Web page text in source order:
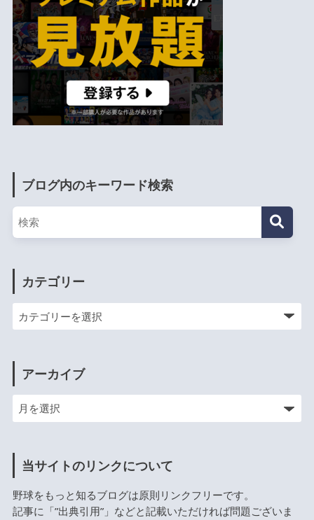
ブログ内のキーワード検索
カテゴリー
アーカイブ
当サイトのリンクについて
野球をもっと知るブログは原則リンクフリーです。
記事に「”出典引用”」などと記載いただければ問題ございま